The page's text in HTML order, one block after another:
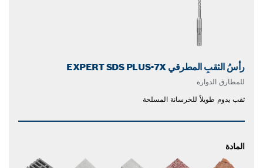
رأسُ الثقبِ المطرقي EXPERT SDS PLUS-7X
للمطارق الدوارة
ثقب يدوم طويلاً للخرسانة المسلحة
المادة